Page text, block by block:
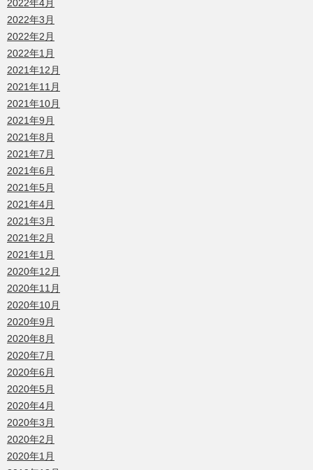
2022年4月
2022年3月
2022年2月
2022年1月
2021年12月
2021年11月
2021年10月
2021年9月
2021年8月
2021年7月
2021年6月
2021年5月
2021年4月
2021年3月
2021年2月
2021年1月
2020年12月
2020年11月
2020年10月
2020年9月
2020年8月
2020年7月
2020年6月
2020年5月
2020年4月
2020年3月
2020年2月
2020年1月